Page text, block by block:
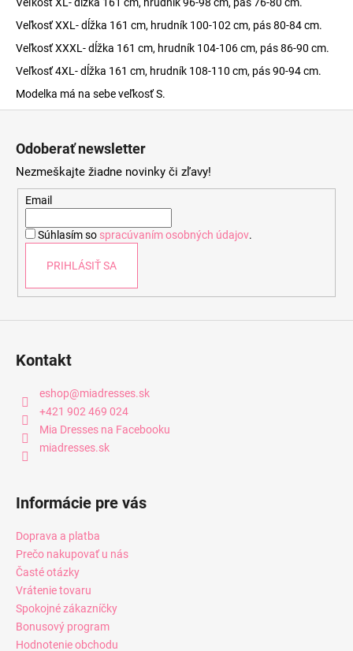
Veľkosť XXL- dĺžka 161 cm, hrudník 100-102 cm, pás 80-84 cm.
Veľkosť XXXL- dĺžka 161 cm, hrudník 104-106 cm, pás 86-90 cm.
Veľkosť 4XL- dĺžka 161 cm, hrudník 108-110 cm, pás 90-94 cm.
Modelka má na sebe veľkosť S.
Odoberať newsletter
Nezmeškajte žiadne novinky či zľavy!
Email
Súhlasím so spracúvaním osobných údajov.
PRIHLÁSIŤ SA
Kontakt
eshop@miadresses.sk
+421 902 469 024
Mia Dresses na Facebooku
miadresses.sk
Informácie pre vás
Doprava a platba
Prečo nakupovať u nás
Časté otázky
Vrátenie tovaru
Spokojné zákazníčky
Bonusový program
Hodnotenie obchodu